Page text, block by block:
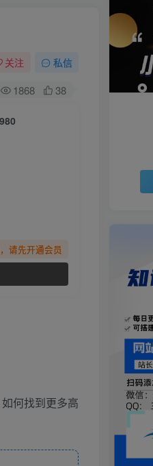
关注 私信
1868 38
请先开通会员
何找到更多高